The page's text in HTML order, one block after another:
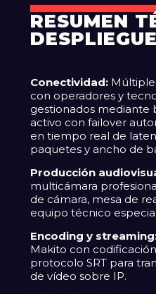
RESUMEN
DESPLIEGUE
Conectividad:
con operadores y
gestionados mediante
activo con failover
en tiempo real de
paquetes y ancho de
Producción
multicámara
de cámara, mesa de
equipo técnico
Encoding y
Makito con
protocolo SRT para
de vídeo sobre IP.